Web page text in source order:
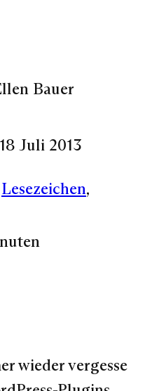
Bauer
18 Juli 2013
Lesezeichen
wieder vergesse